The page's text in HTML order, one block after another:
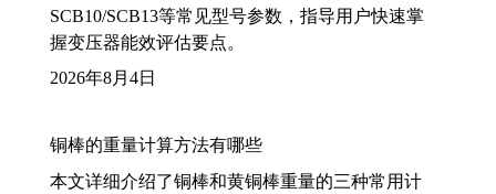
SCB10/SCB13等常见型号参数，指导用户快速掌
握变压器能效评估要点。
2026年8月4日
铜棒的重量计算方法有哪些
本文详细介绍了铜棒和黄铜棒重量的三种常用计